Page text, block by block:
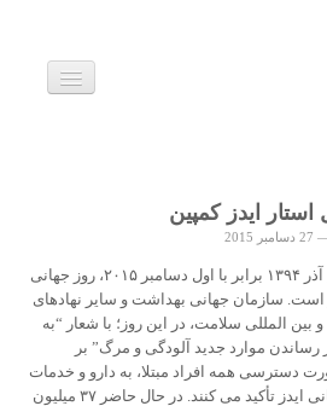
زندگی سالم
خانواده و بارداری
ویدئوها
درباره ما
ایدز کمپین
27 دسامبر 2015
دهم آذر ۱۳۹۴ برابر با اول دسامبر ۲۰۱۵، روز جهانی
است. سازمان جهانی بهداشت و سایر نهادهای
بین المللی سلامت، در این روز؛ با شعار “به
موارد جدید آلودگی و مرگ” بر
دسترسی همه افراد مبتلا، به دارو و خدمات
درمانی ایدز تأکید می کنند. در حال حاضر ۳۷ میلیون